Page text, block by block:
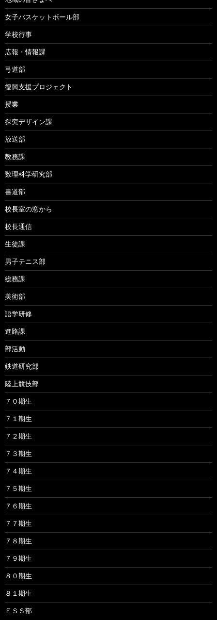
女子バスケットボール部
学校行事
広報・情報課
弓道部
復興支援プロジェクト
授業
探究デザイン課
放送部
教務課
数理科学研究部
書道部
校長室の窓から
校長通信
生徒課
男子テニス部
総務課
美術部
語学研修
進路課
部活動
鉄道研究部
陸上競技部
７０期生
７１期生
７２期生
７３期生
７４期生
７５期生
７６期生
７７期生
７８期生
７９期生
８０期生
８１期生
ＥＳＳ部